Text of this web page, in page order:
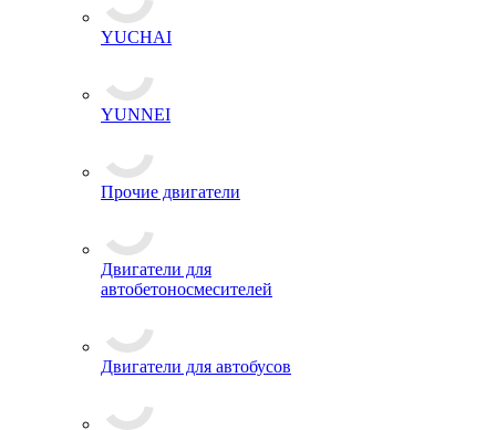
YUCHAI
YUNNEI
Прочие двигатели
Двигатели для
автобетоносмесителей
Двигатели для автобусов